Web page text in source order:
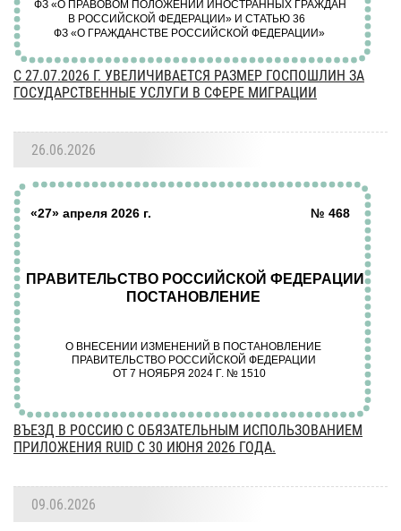
C 27.07.2026 Г. УВЕЛИЧИВАЕТСЯ РАЗМЕР ГОСПОШЛИН ЗА
ГОСУДАРСТВЕННЫЕ УСЛУГИ В СФЕРЕ МИГРАЦИИ
26.06.2026
ВЪЕЗД В РОССИЮ С ОБЯЗАТЕЛЬНЫМ ИСПОЛЬЗОВАНИЕМ
ПРИЛОЖЕНИЯ RUID С 30 ИЮНЯ 2026 ГОДА.
09.06.2026